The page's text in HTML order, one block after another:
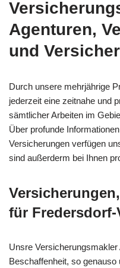
Agenturen,
und
Durch unsere mehrjährige
jederzeit eine zeitnahe und
sämtlicher Arbeiten im
Über profunde
Versicherungen verfügen
sind außerderm bei Ihnen
für
Unsre
Beschaffenheit, so